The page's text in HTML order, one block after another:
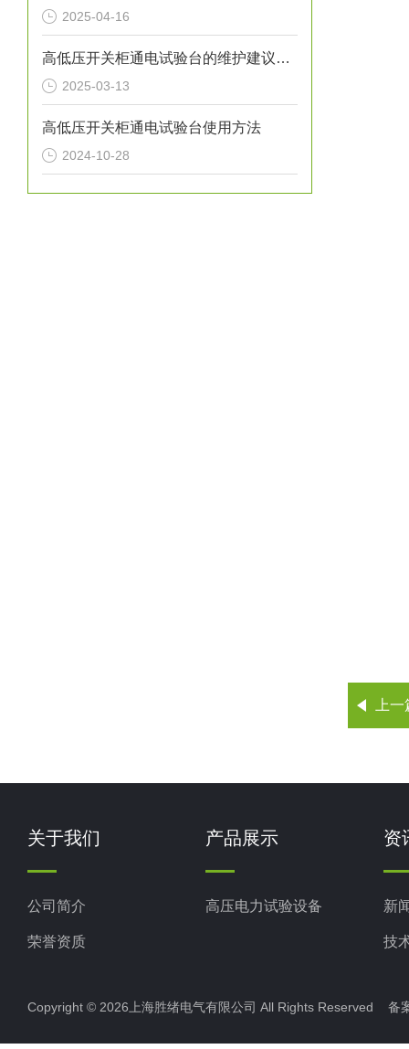
2025-04-16
高低压开关柜通电试验台的维护建议有哪些
2025-03-13
高低压开关柜通电试验台使用方法
2024-10-28
上
关于我们
公司简介
荣誉资质
产品展示
高压电力试验设备
资
新
技
Copyright © 2026上海胜绪电气有限公司 All Rights Reserved 备